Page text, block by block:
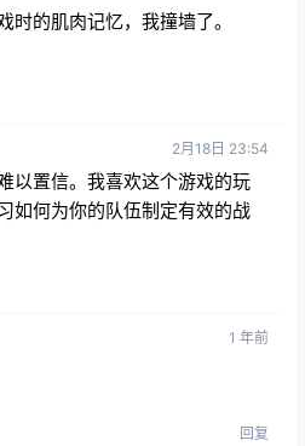
时的肌肉记忆，我撞墙了。
2月18日 23:54
以置信。我喜欢这个游戏的玩
如何为你的队伍制定有效的战
1 年前
回复